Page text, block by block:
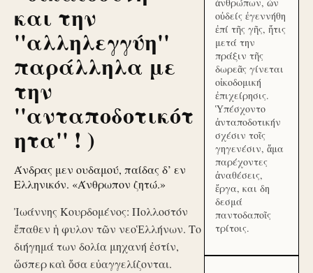
και την
''αλληλεγγύη''
παράλληλα με
την
''ανταποδοτικότ
ητα'' ! )
Άνδρας μεν ουδαμού, παίδας δ’ εν
Ελληνικόν. «Άνθρωπον ζητώ.»
Ἰωάννης Κουρδομένος: Πολλοστόν
ἔπαθεν ἡ φυλον τῶν νεοἙλλήνων. Το
διήγημά των δολία μηχανή ἐστίν,
ὥσπερ καὶ ὅσα εὐαγγελίζονται.
οὐδείς ἐγεννήθη
ἐπί τῆς γῆς, ἥτις
μετά την
πράξιν τῆς
δωρεᾶς γίνεται
οἰκοδομική
ἐπιχείρησις.
Ὑπέσχοντο
ἀνταποδοτικήν
σχέσιν τοῖς
γηγενέσιν, ἅμα
παρέχοντες
ἀναθέσεις,
ἔργα, και δη
δεσμά
παντοδαποῖς
τρίτοις.